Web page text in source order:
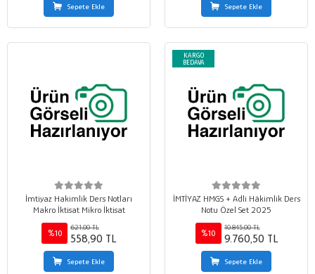
Sepete Ekle Sepete Ekle
İmtiyaz Hakimlik Ders Notları
Makro İktisat Mikro İktisat
%10
621,00 TL
558,90 TL
Sepete Ekle
KARGO
BEDAVA
İMTİYAZ HMGS + Adli Hâkimlik Ders
Notu Özel Set 2025
%10
10.845,00 TL
9.760,50 TL
Sepete Ekle